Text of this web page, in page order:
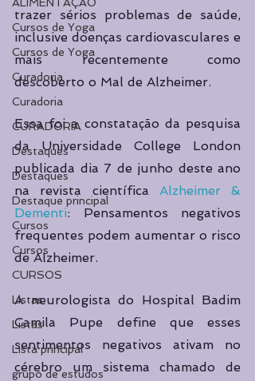
Cursos de Yoga
Cursos de Yoga
Curadoria
Curadoria
CURADORIA
Destaques
Destaques
Destaque principal
Cursos
Cursos
CURSOS
Listas
Listas
Lista principal
grupo de estudos
trazer sérios problemas de saúde,
inclusive doenças cardiovasculares e
mais recentemente como
descoberto o Mal de Alzheimer.
Essa foi a constatação da pesquisa
da Universidade College London
publicada dia 7 de junho deste ano
na revista científica Alzheimer &
Dementi: Pensamentos negativos
frequentes podem aumentar o risco
de Alzheimer.
A neurologista do Hospital Badim
Camila Pupe define que esses
sentimentos negativos ativam no
cérebro um sistema chamado de